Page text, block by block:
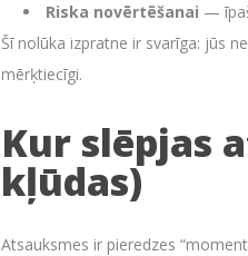
Riska novērtēšanai —
Šī nolūka izpratne ir svarīga: jūs
mērķtiecīgi.
Kur slēpjas
kļūdas)
Atsauksmes ir pieredzes